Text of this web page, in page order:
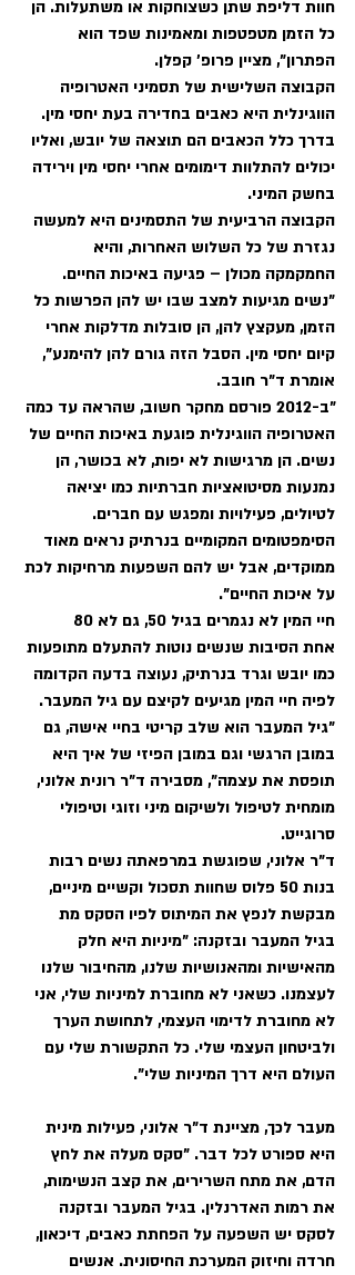
חוות דליפת שתן כשצוחקות או משתעלות. הן
כל הזמן מטפטפות ומאמינות שפד הוא
הפתרון", מציין פרופ' קפלן.
הקבוצה השלישית של תסמיני האטרופיה
הווגינלית היא כאבים בחדירה בעת יחסי מין.
בדרך כלל הכאבים הם תוצאה של יובש, ואליו
יכולים להתלוות דימומים אחרי יחסי מין וירידה
בחשק המיני.
הקבוצה הרביעית של התסמינים היא למעשה
נגזרת של כל השלוש האחרות, והיא
החמקמקה מכולן – פגיעה באיכות החיים.
"נשים מגיעות למצב שבו יש להן הפרשות כל
הזמן, מעקצץ להן, הן סובלות מדלקות אחרי
קיום יחסי מין. הסבל הזה גורם להן להימנע",
אומרת ד"ר חובב.
"ב-2012 פורסם מחקר חשוב, שהראה עד כמה
האטרופיה הווגינלית פוגעת באיכות החיים של
נשים. הן מרגישות לא יפות, לא בכושר, הן
נמנעות מסיטואציות חברתיות כמו יציאה
לטיולים, פעילויות ומפגש עם חברים.
הסימפטומים המקומיים בנרתיק נראים מאוד
ממוקדים, אבל יש להם השפעות מרחיקות לכת
על איכות החיים".
חיי המין לא נגמרים בגיל 50, גם לא 80
אחת הסיבות שנשים נוטות להתעלם מתופעות
כמו יובש וגרד בנרתיק, נעוצה בדעה הקדומה
לפיה חיי המין מגיעים לקיצם עם גיל המעבר.
"גיל המעבר הוא שלב קריטי בחיי אישה, גם
במובן הרגשי וגם במובן הפיזי של איך היא
תופסת את עצמה", מסבירה ד"ר רונית אלוני,
מומחית לטיפול ולשיקום מיני וזוגי וטיפולי
סרוגייט.
ד"ר אלוני, שפוגשת במרפאתה נשים רבות
בנות 50 פלוס שחוות תסכול וקשיים מיניים,
מבקשת לנפץ את המיתוס לפיו הסקס מת
בגיל המעבר ובזקנה: "מיניות היא חלק
מהאישיות ומהאנושיות שלנו, מהחיבור שלנו
לעצמנו. כשאני לא מחוברת למיניות שלי, אני
לא מחוברת לדימוי העצמי, לתחושת הערך
ולביטחון העצמי שלי. כל התקשורת שלי עם
העולם היא דרך המיניות שלי".
מעבר לכך, מציינת ד"ר אלוני, פעילות מינית
היא ספורט לכל דבר. "סקס מעלה את לחץ
הדם, את מתח השרירים, את קצב הנשימות,
את רמות האדרנלין. בגיל המעבר ובזקנה
לסקס יש השפעה על הפחתת כאבים, דיכאון,
חרדה וחיזוק המערכת החיסונית. אנשים